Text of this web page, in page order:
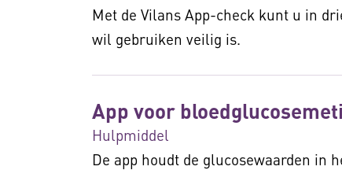
Met de Vilans App-check kunt u in
wil gebruiken veilig is.
App voor
Hulpmiddel
De app houdt de glucosewaarden in